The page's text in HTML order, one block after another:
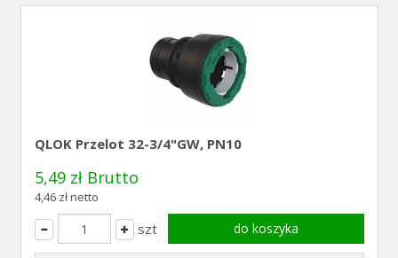
QLOK Przelot 32-3/4"GW, PN10
5,49 zł Brutto
4,46 zł netto
szt do koszyka